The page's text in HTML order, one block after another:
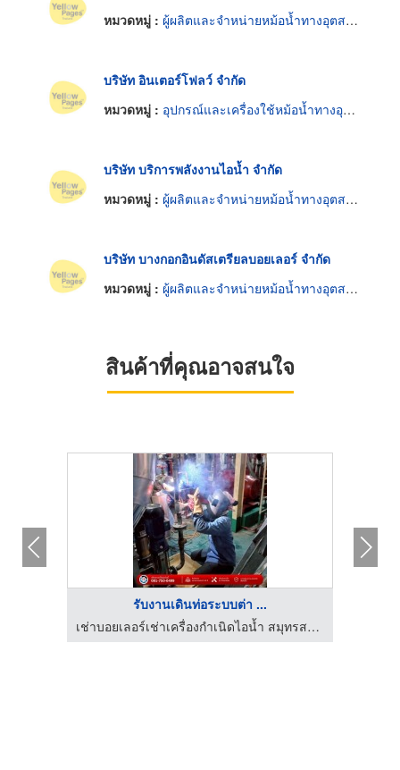
หมวดหมู่ : ผู้ผลิตและจำหน่ายหม้อน้ำทางอุตสาหกรรม
บริษัท อินเตอร์โฟลว์ จำกัด
หมวดหมู่ : อุปกรณ์และเครื่องใช้หม้อน้ำทางอุตสาหกรรม
บริษัท บริการพลังงานไอน้ำ จำกัด
หมวดหมู่ : ผู้ผลิตและจำหน่ายหม้อน้ำทางอุตสาหกรรม
บริษัท บางกอกอินดัสเตรียลบอยเลอร์ จำกัด
หมวดหมู่ : ผู้ผลิตและจำหน่ายหม้อน้ำทางอุตสาหกรรม
สินค้าที่คุณอาจสนใจ
รับงานเดินท่อระบบต่า ...
เช่าบอยเลอร์เช่าเครื่องกำเนิดไอน้ำ สมุทรสาคร